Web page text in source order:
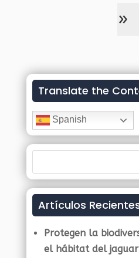
»
Translate the
Spanish
Artículos
Protegen la
el hábitat del jaguar